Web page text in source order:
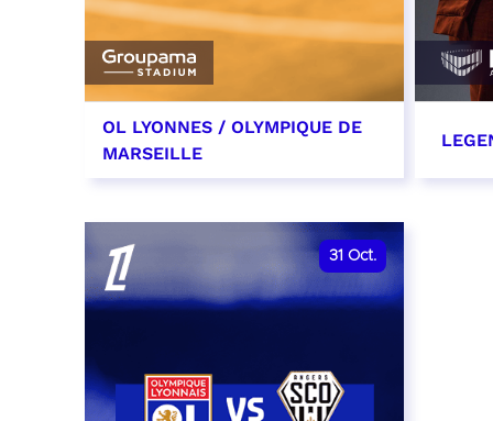
OL LYONNES / OLYMPIQUE DE
MARSEILLE
date et heure à confirmer
RÉSERVER
31 Oct.